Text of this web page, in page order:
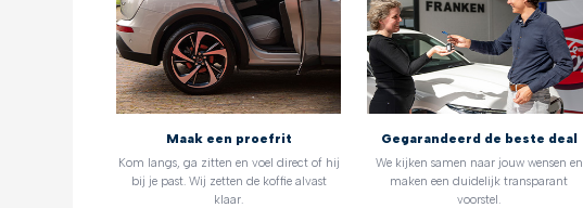
Maak een proefrit
Kom langs, ga zitten en voel direct of hij
bij je past. Wij zetten de koffie alvast
klaar.
Gegarandeerd de beste deal
We kijken samen naar jouw wensen en
maken een duidelijk transparant
voorstel.